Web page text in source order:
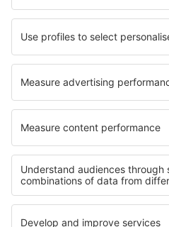
SAS
Turkish Airlines
Air Baltic
Tietoa eSkysta
Sopimusehdot
Omat varaukset
Tietosuojakäytäntö
Tuki ja yhteystiedot
Yksityisyys